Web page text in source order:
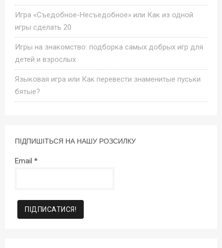
Игра «Съедобное-Несъедобное» или Как из одной
игры сделать 20
Игры на знакомство: подборка самых добрых игр для
детей и взрослых
Языковая игра или Как перевести знаменитые пуськи
бятые?
ПІДПИШІТЬСЯ НА НАШУ РОЗСИЛКУ
Email *